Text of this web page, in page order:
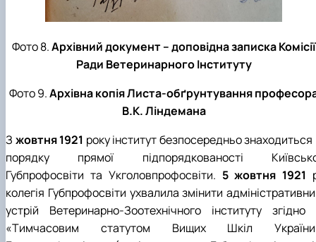
Фото 8.Архівний документ – доповідна записка Комісії
Ради Ветеринарного Інституту
Фото 9.Архівна копія Листа-обґрунтування
В.К. Ліндемана
З жовтня 1921 року інститут безпосередньо знаходиться
порядку прямої підпорядкованості
Губпрофосвіти та Укголовпрофосвіти. 5 жовтня 1921
колегія Губпрофосвіти ухвалила змінити
устрій Ветеринарно-Зоотехнічного інституту згідно
«Тимчасовим статутом Вищих Шкіл